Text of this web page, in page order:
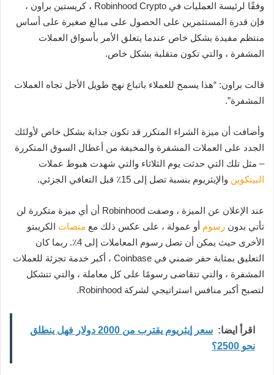
وفقًا لرئيسة العمليات في Robinhood Crypto ، كريستين براون ،
فإن قدرة المستثمرين على الحصول على مبالغ صغيرة على أساس
منتظم مفيدة بشكل خاص عندما يتعلق الأمر بأسواق العملات
المشفرة ، والتي تكون متقلبة بشكل خاص.
قالت براون: “هذا يسمح للعملاء باتباع نهج طويل الأجل تجاه العملات
المشفرة”.
وأضافت أن ميزة الشراء المتكرر قد تكون جذابة بشكل خاص لأولئك
الجدد على العملات المشفرة والمخيفة من أعطال السوق المتكررة
– مثل تلك التي حدثت يوم الثلاثاء والتي شهدت هبوط عملات
البيتكوين والإيثريوم بنسبة تصل إلى 15٪ قبل التعافي الجزئي.
عند الإعلان عن الميزة ، وصفت Robinhood أن أي ميزة متكررة لن
تأتي بدون رسوم أو عمولة ، على عكس ذلك مع منصات الكريبتو
الأخرى حيث يمكن أن تصل رسوم المعاملات إلى 4٪. ربما كان
التعليق بمثابة حفر ضمني في Coinbase ، أكبر خدمة تجزئة للعملات
المشفرة ، والتي تتقاضى رسومًا على كل معاملة ، والتي تتشكل
لتصبح أكبر منافس استراتيجي لشركة Robinhood.
اقرأ ايضا:
سعر إيثريوم يقترب من 2000 دولار فهل ينطلق
نحو 2500؟